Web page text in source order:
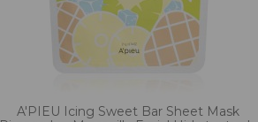
A'PIEU Icing Sweet Bar Sheet Mask